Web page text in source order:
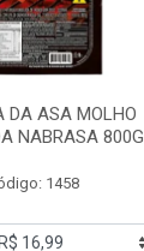
DA ASA MOLHO
NABRASA 800G
1458